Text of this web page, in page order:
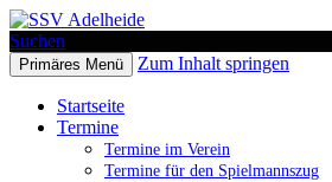
SSV Adelheide
Suchen
Primäres Menü Zum Inhalt springen
Startseite
Termine
Termine im Verein
Termine für den Spielmannszug